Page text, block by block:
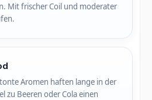
Mit frischer Coil und moderater
Aromen haften lange in der
zu Beeren oder Cola einen